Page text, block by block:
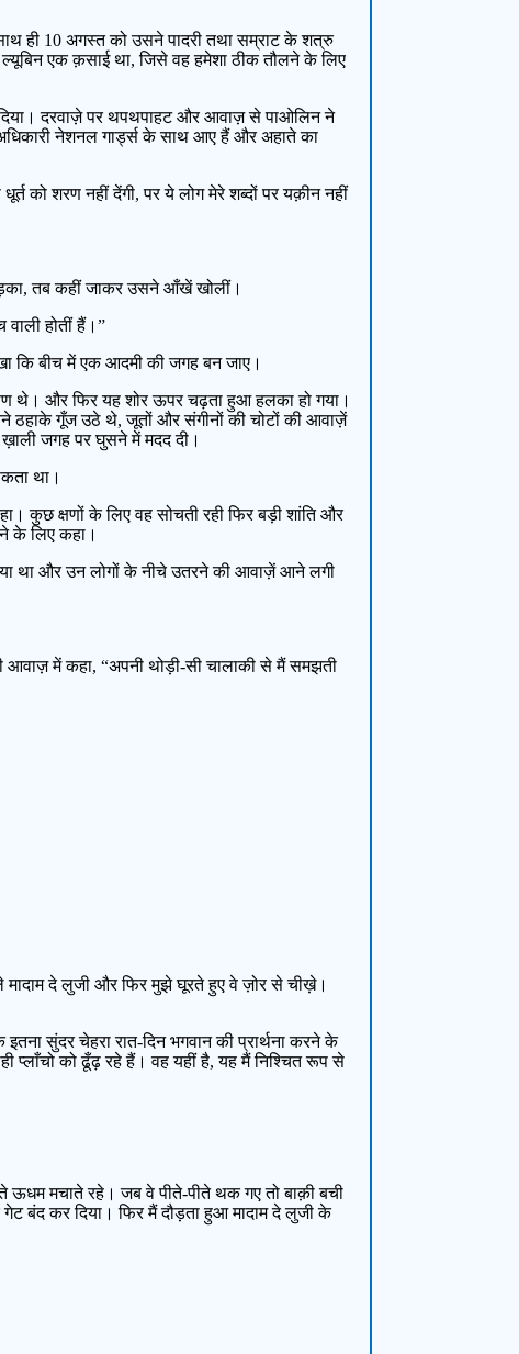
ही 10 अगस्त को उसने पादरी तथा सम्राट के शत्रु
एक क़साई था, जिसे वह हमेशा ठीक तौलने के लिए
दरवाज़े पर थपथपाहट और आवाज़ से पाओलिन ने
नेशनल गार्ड्स के साथ आए हैं और अहाते का
को शरण नहीं देंगी, पर ये लोग मेरे शब्दों पर यक़ीन नहीं
तब कहीं जाकर उसने आँखें खोलीं।
होतीं हैं।”
कि बीच में एक आदमी की जगह बन जाए।
थे। और फिर यह शोर ऊपर चढ़ता हुआ हलका हो गया।
ठहाके गूँज उठे थे, जूतों और संगीनों की चोटों की आवाज़ें
ख़ाली जगह पर घुसने में मदद दी।
था।
कुछ क्षणों के लिए वह सोचती रही फिर बड़ी शांति और
के लिए कहा।
था और उन लोगों के नीचे उतरने की आवाज़ें आने लगी
में कहा, “अपनी थोड़ी-सी चालाकी से मैं समझती
दे लुजी और फिर मुझे घूरते हुए वे ज़ोर से चीख़े।
सुंदर चेहरा रात-दिन भगवान की प्रार्थना करने के
प्लाँचो को ढूँढ़ रहे हैं। वह यहीं है, यह मैं निश्चित रूप से
ऊधम मचाते रहे। जब वे पीते-पीते थक गए तो बाक़ी बची
बंद कर दिया। फिर मैं दौड़ता हुआ मादाम दे लुजी के